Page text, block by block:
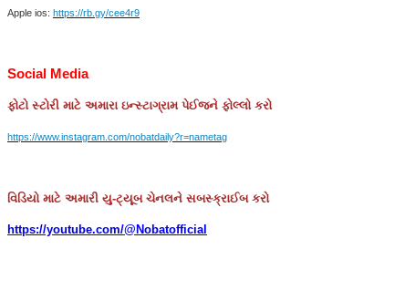
Apple ios: https://rb.gy/cee4r9
Social Media
ફોટો સ્ટોરી માટે અમારા ઇન્સ્ટાગ્રામ પેઈજને ફોલ્લો કરો
https://www.instagram.com/nobatdaily?r=nametag
વિડિયો માટે અમારી યુ-ટ્યૂબ ચેનલને સબસ્ક્રાઈબ કરો
https://youtube.com/@Nobatofficial